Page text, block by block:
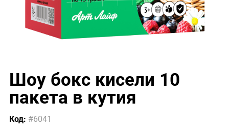
Шоу бокс кисели 10
пакета в кутия
Код: #6041